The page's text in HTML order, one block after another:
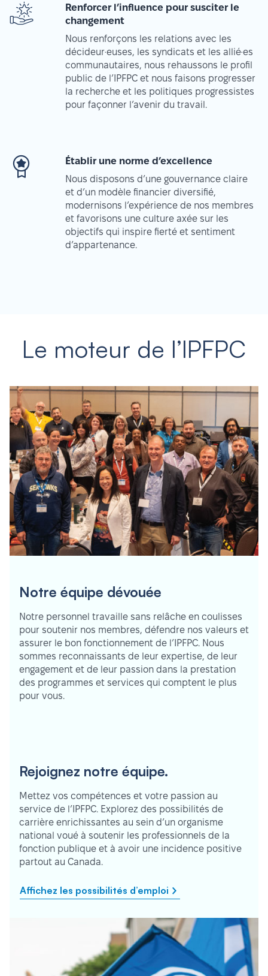
Renforcer l’influence pour susciter le
changement
Nous renforçons les relations avec les
décideur·euses, les syndicats et les allié·es
communautaires, nous rehaussons le profil
public de l’IPFPC et nous faisons progresser
la recherche et les politiques progressistes
pour façonner l’avenir du travail.
Établir une norme d’excellence
Nous disposons d’une gouvernance claire
et d’un modèle financier diversifié,
modernisons l’expérience de nos membres
et favorisons une culture axée sur les
objectifs qui inspire fierté et sentiment
d’appartenance.
Le moteur de l’IPFPC
Notre équipe dévouée
Notre personnel travaille sans relâche en coulisses
pour soutenir nos membres, défendre nos valeurs et
assurer le bon fonctionnement de l’IPFPC. Nous
sommes reconnaissants de leur expertise, de leur
engagement et de leur passion dans la prestation
des programmes et services qui comptent le plus
pour vous.
Rejoignez notre équipe.
Mettez vos compétences et votre passion au
service de l’IPFPC. Explorez des possibilités de
carrière enrichissantes au sein d’un organisme
national voué à soutenir les professionnels de la
fonction publique et à avoir une incidence positive
partout au Canada.
Affichez les possibilités d’emploi